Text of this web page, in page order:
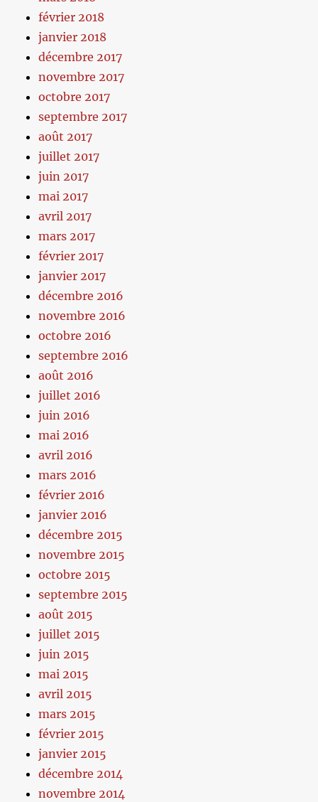
février 2018
janvier 2018
décembre 2017
novembre 2017
octobre 2017
septembre 2017
août 2017
juillet 2017
juin 2017
mai 2017
avril 2017
mars 2017
février 2017
janvier 2017
décembre 2016
novembre 2016
octobre 2016
septembre 2016
août 2016
juillet 2016
juin 2016
mai 2016
avril 2016
mars 2016
février 2016
janvier 2016
décembre 2015
novembre 2015
octobre 2015
septembre 2015
août 2015
juillet 2015
juin 2015
mai 2015
avril 2015
mars 2015
février 2015
janvier 2015
décembre 2014
novembre 2014